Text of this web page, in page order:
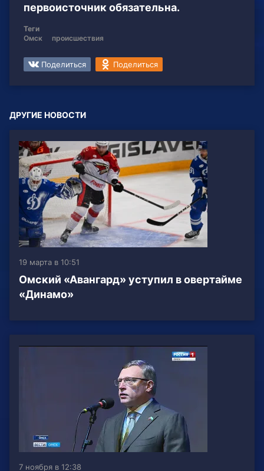
первоисточник обязательна.
Теги
Омск
происшествия
Поделиться Поделиться
ДРУГИЕ НОВОСТИ
19 марта в 10:51
Омский «Авангард» уступил в овертайме
«Динамо»
7 ноября в 12:38